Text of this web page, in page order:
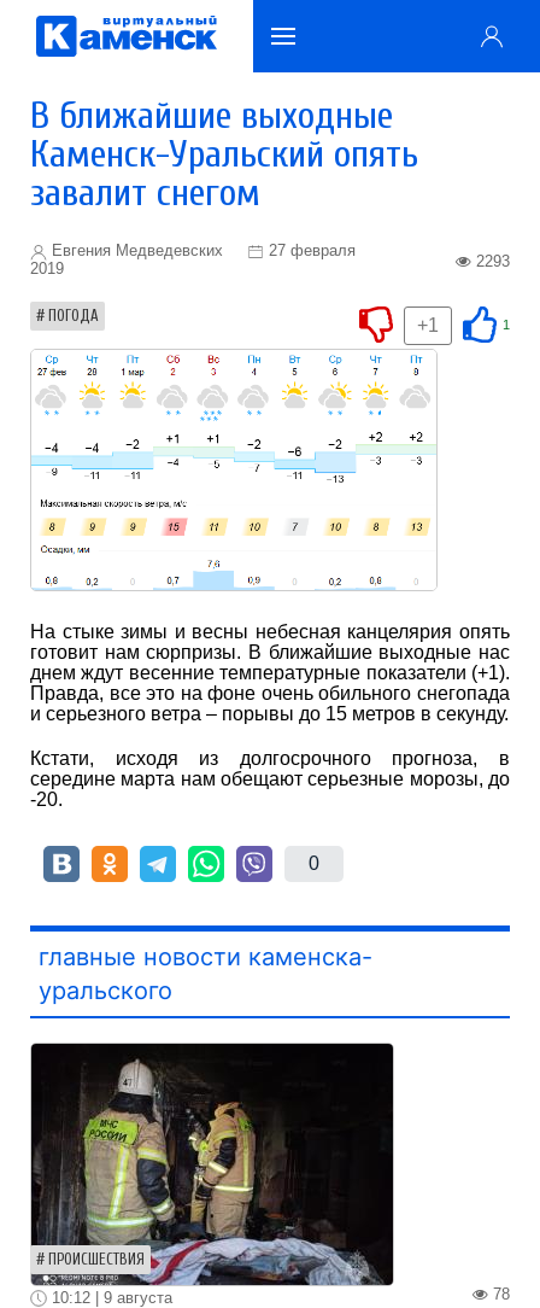
В ближайшие выходные
Каменск-Уральский опять
завалит снегом
Евгения Медведевских
27 февраля
2019
2293
ПОГОДА 1
+1
На стыке зимы и весны небесная канцелярия опять
готовит нам сюрпризы. В ближайшие выходные нас
днем ждут весенние температурные показатели (+1).
Правда, все это на фоне очень обильного снегопада
и серьезного ветра – порывы до 15 метров в секунду.
Кстати, исходя из долгосрочного прогноза, в
середине марта нам обещают серьезные морозы, до
-20.
0
главные новости каменска-
уральского
ПРОИСШЕСТВИЯ
78
10:12 | 9 августа